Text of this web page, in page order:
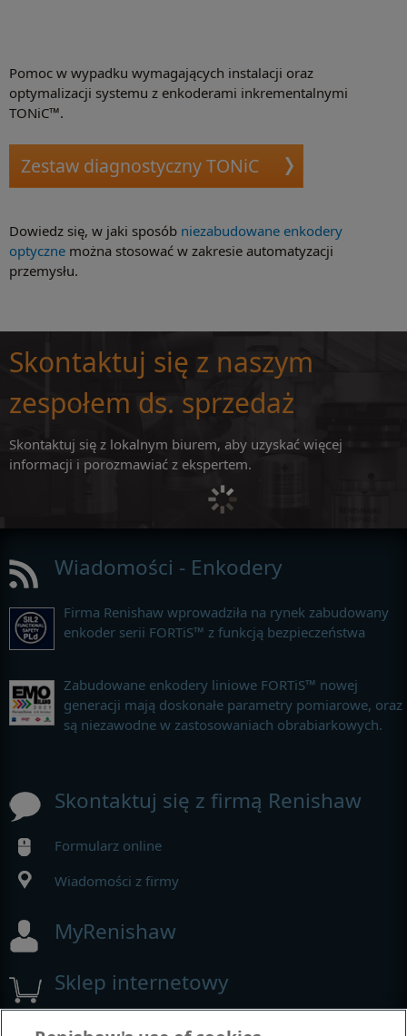
Pomoc w wypadku wymagających instalacji oraz
optymalizacji systemu z enkoderami inkrementalnymi
TONiC™.
Zestaw diagnostyczny TONiC
Dowiedz się, w jaki sposób niezabudowane enkodery
optyczne można stosować w zakresie automatyzacji
przemysłu.
Skontaktuj się z naszym
zespołem ds. sprzedaż
Skontaktuj się z lokalnym biurem, aby uzyskać więcej
informacji i porozmawiać z ekspertem.
Wiadomości - Enkodery
Firma Renishaw wprowadziła na rynek zabudowany
enkoder serii FORTiS™ z funkcją bezpieczeństwa
Zabudowane enkodery liniowe FORTiS™ nowej
generacji mają doskonałe parametry pomiarowe, oraz
są niezawodne w zastosowaniach obrabiarkowych.
Skontaktuj się z firmą Renishaw
Formularz online
Wiadomości z firmy
MyRenishaw
Sklep internetowy